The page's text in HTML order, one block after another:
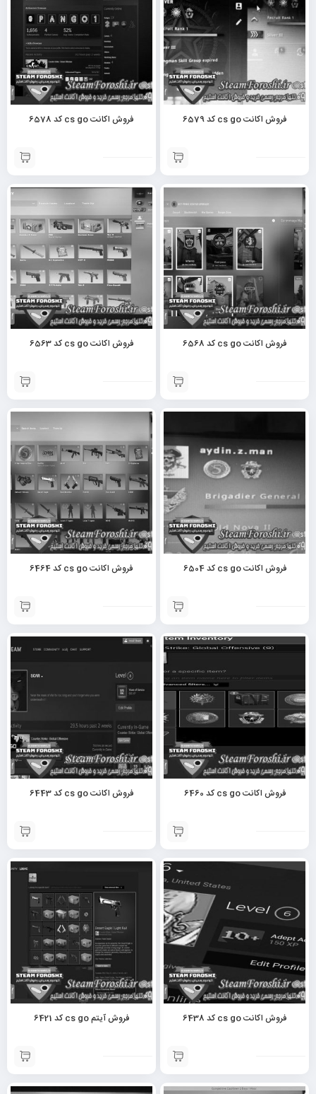
فروش اکانت cs go کد 6579 فروش اکانت cs go کد 6578
فروش اکانت cs go کد 6568 فروش اکانت cs go کد 6563
فروش اکانت cs go کد 6504 فروش اکانت cs go کد 6464
فروش اکانت cs go کد 6460 فروش اکانت cs go کد 6443
فروش اکانت cs go کد 6438 فروش آیتم cs go کد 6421